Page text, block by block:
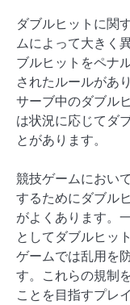
ダブルヒットに関
ムによって大きく
ブルヒットをペナ
されたルールがあ
サーブ中のダブル
は状況に応じてダ
とがあります。
競技ゲームにおい
するためにダブル
がよくあります。
としてダブルヒッ
ゲームでは乱用を
す。これらの規制
ことを目指すプレ